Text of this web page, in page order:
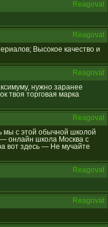
Reagovat
Reagovat
Высокое качество и
Reagovat
нужно заранее
твоя торговая марка
Reagovat
мы с этой обычной школой
онлайн школа Москва с
вот здесь — Не мучайте
Reagovat
Reagovat